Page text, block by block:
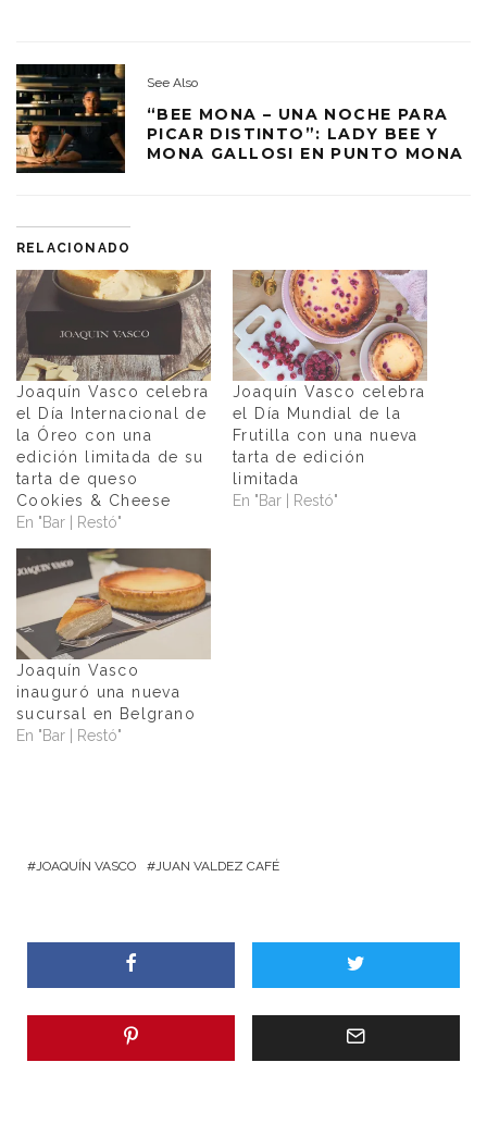
See Also
“BEE MONA – UNA NOCHE PARA
PICAR DISTINTO”: LADY BEE Y
MONA GALLOSI EN PUNTO MONA
RELACIONADO
Joaquín Vasco celebra
el Día Internacional de
la Óreo con una
edición limitada de su
tarta de queso
Cookies & Cheese
En "Bar | Restó"
Joaquín Vasco celebra
el Día Mundial de la
Frutilla con una nueva
tarta de edición
limitada
En "Bar | Restó"
Joaquín Vasco
inauguró una nueva
sucursal en Belgrano
En "Bar | Restó"
JOAQUÍN VASCO JUAN VALDEZ CAFÉ